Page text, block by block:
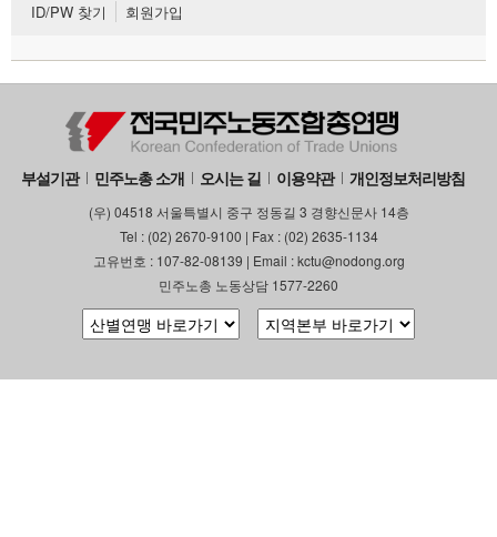
ID/PW 찾기 회원가입
부설기관 민주노총 소개 오시는 길 이용약관 개인정보처리방침
(우) 04518 서울특별시 중구 정동길 3 경향신문사 14층
Tel : (02) 2670-9100 | Fax : (02) 2635-1134
고유번호 : 107-82-08139 | Email : kctu@nodong.org
민주노총 노동상담 1577-2260